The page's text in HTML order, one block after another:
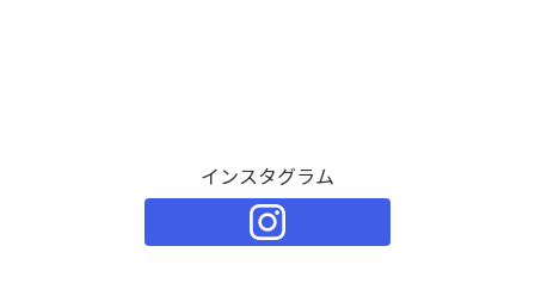
インスタグラム